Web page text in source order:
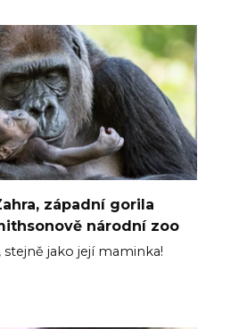
západní gorila
národní zoo
stejně jako její maminka!